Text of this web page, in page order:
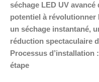
séchage LED UV avancé
potentiel à révolutionner
un séchage instantané,
réduction spectaculaire
Processus d’installation
étape